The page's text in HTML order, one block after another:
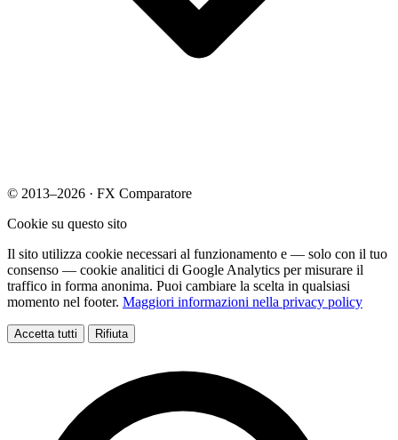
© 2013–2026 · FX Comparatore
Cookie su questo sito
Il sito utilizza cookie necessari al funzionamento e — solo con il tuo
consenso — cookie analitici di Google Analytics per misurare il
traffico in forma anonima. Puoi cambiare la scelta in qualsiasi
momento nel footer. Maggiori informazioni nella privacy policy
Accetta tutti Rifiuta